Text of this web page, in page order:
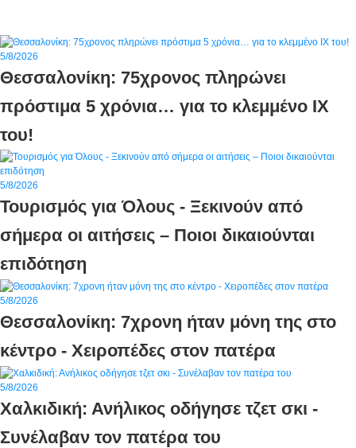
5/8/2026
Θεσσαλονίκη: 75χρονος πληρώνει
πρόστιμα 5 χρόνια… για το κλεμμένο ΙΧ
του!
5/8/2026
Τουρισμός για Όλους - Ξεκινούν από
σήμερα οι αιτήσεις – Ποιοι δικαιούνται
επιδότηση
5/8/2026
Θεσσαλονίκη: 7χρονη ήταν μόνη της στο
κέντρο - Χειροπέδες στον πατέρα
5/8/2026
Χαλκιδική: Ανήλικος οδήγησε τζετ σκι -
Συνέλαβαν τον πατέρα του